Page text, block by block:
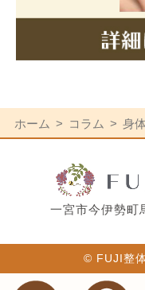
ホーム コラム 身
一宮市今伊勢町
© FUJI整